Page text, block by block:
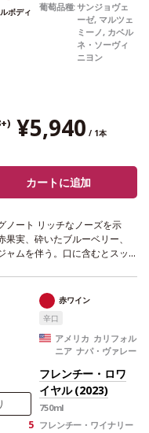
ボディ
葡萄品種:サンジョヴェ
ーゼ, マルツェ
ミーノ, カベル
ネ・ソーヴィ
ニヨン
¥5,940 / 1本
カートに追加
ノート リッチなノーズを示
果実、砕いたブルーベリー、
ャムを伴う。口に含むとスッ
とても美味しい。合う料理肉
どと好相性 葡萄品種
マルツェミーノ 45%、カベル
ヨン 10%*本ヴィンテージが
、在庫があり価格が同様の場
のヴィンテージに変更されま
さい。
5
赤ワイン
辛口
アメリカ カリフォル
ニア ナパ・ヴァレー
フレンチー・ロワ
イヤル (2023)
750ml
フレンチー・ワイナリー